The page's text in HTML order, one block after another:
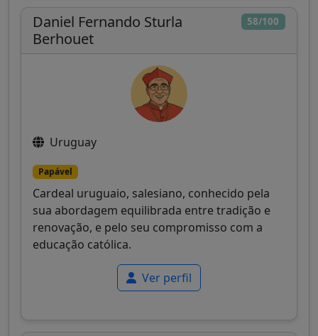
58/100
Daniel Fernando Sturla
Berhouet
Uruguay
Papável
Cardeal uruguaio, salesiano, conhecido pela
sua abordagem equilibrada entre tradição e
renovação, e pelo seu compromisso com a
educação católica.
Ver perfil